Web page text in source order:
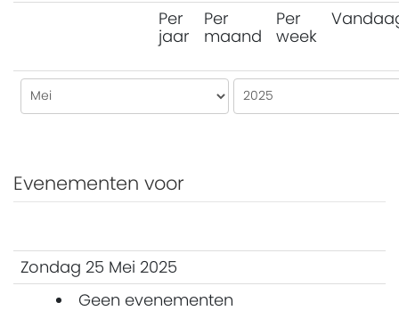
Per
jaar
Per
maand
Per
week
Evenementen voor
Zondag 25 Mei 2025
Geen evenementen